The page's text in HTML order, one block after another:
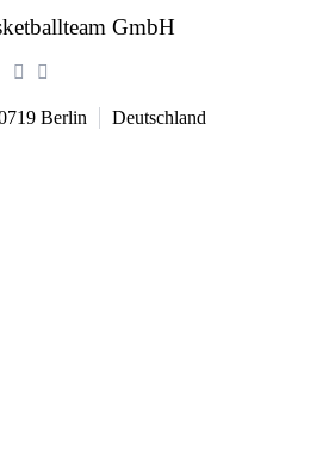
GmbH
Berlin Deutschland